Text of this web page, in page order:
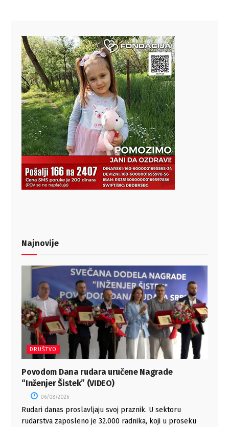
Najnovije
DRUŠTVO
Povodom Dana rudara uručene Nagrade
“Inženjer Šistek” (VIDEO)
06/08/2026
Rudari danas proslavljaju svoj praznik. U sektoru
rudarstva zaposleno je 32.000 radnika, koji u proseku